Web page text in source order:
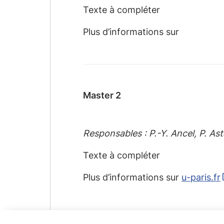
Texte à compléter
Plus d’informations sur
Master 2
Responsables : P.-Y. Ancel, P.
Texte à compléter
Plus d’informations sur u-paris.fr